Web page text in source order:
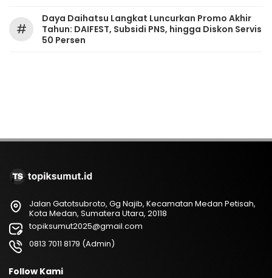
#
Daya Daihatsu Langkat Luncurkan Promo Akhir
Tahun: DAIFEST, Subsidi PNS, hingga Diskon Servis
50 Persen
Jalan Gatotsubroto, Gg Najib, Kecamatan Medan Petisah,
Kota Medan, Sumatera Utara, 20118
topiksumut2025@gmail.com
0813 7011 8179 (Admin)
Follow Kami